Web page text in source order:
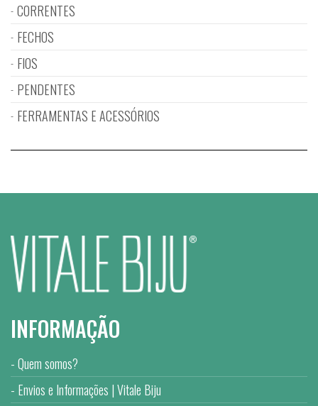
CORRENTES
FECHOS
FIOS
PENDENTES
FERRAMENTAS E ACESSÓRIOS
INFORMAÇÃO
Quem somos?
Envios e Informações | Vitale Biju